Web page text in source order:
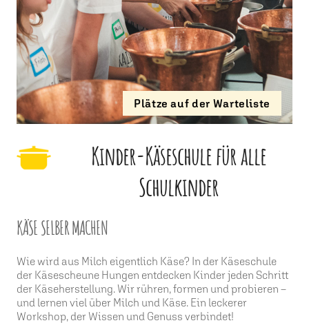
Plätze auf der Warteliste
Kinder-Käseschule für alle
Schulkinder
KÄSE SELBER MACHEN
Wie wird aus Milch eigentlich Käse? In der Käseschule
der Käsescheune Hungen entdecken Kinder jeden Schritt
der Käseherstellung. Wir rühren, formen und probieren –
und lernen viel über Milch und Käse. Ein leckerer
Workshop, der Wissen und Genuss verbindet!